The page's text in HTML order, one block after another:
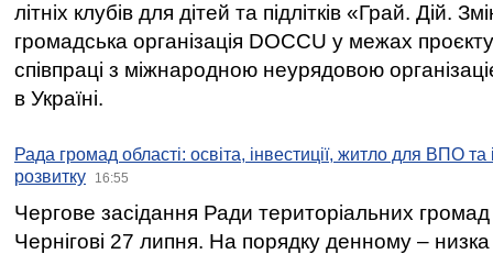
літніх клубів для дітей та підлітків «Грай. Дій.
громадська організація DOCCU у межах
співпраці з міжнародною неурядовою
в Україні.
Рада громад області: освіта, інвестиції, житло для ВПО
розвитку
16:55
Чергове засідання Ради територіальних громад
Чернігові 27 липня. На порядку денному –